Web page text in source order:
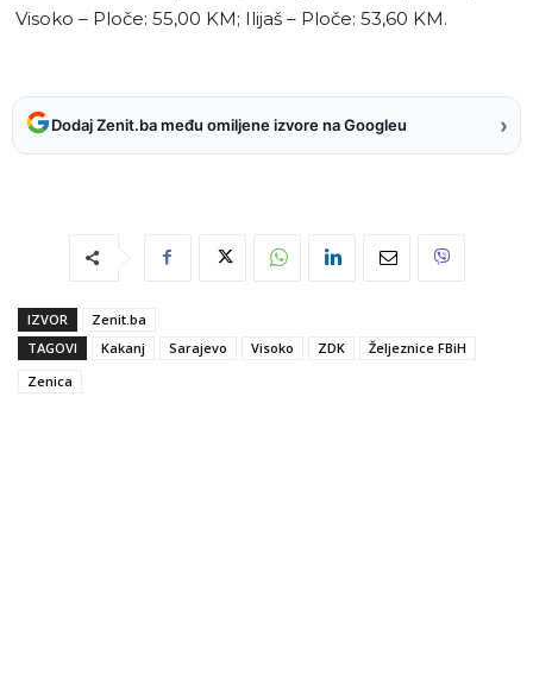
Visoko – Ploče: 55,00 KM; Ilijaš – Ploče: 53,60 KM.
Dodaj Zenit.ba među omiljene izvore na Googleu ›
IZVOR
Zenit.ba
TAGOVI
Kakanj Sarajevo Visoko ZDK
Željeznice FBiH
Zenica